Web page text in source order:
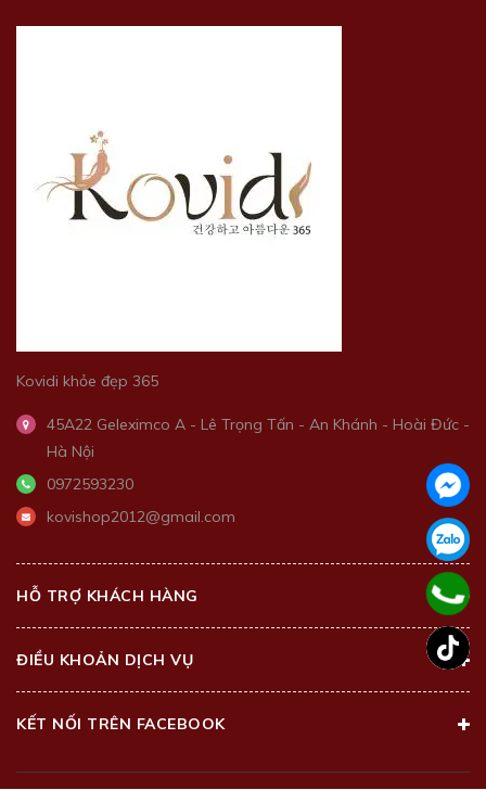
Kovidi khỏe đẹp 365
45A22 Geleximco A - Lê Trọng Tấn - An Khánh - Hoài Đức -
Hà Nội
0972593230
kovishop2012@gmail.com
HỖ TRỢ KHÁCH HÀNG
ĐIỀU KHOẢN DỊCH VỤ
KẾT NỐI TRÊN FACEBOOK